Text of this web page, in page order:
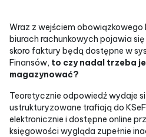
Wraz z wejściem obowiązkowego
biurach rachunkowych pojawia
skoro faktury będą dostępne w
Finansów, to czy nadal trzeba
magazynować?
Teoretycznie odpowiedź wydaje
ustrukturyzowane trafiają do
elektronicznie i dostępne online
księgowości wygląda zupełnie